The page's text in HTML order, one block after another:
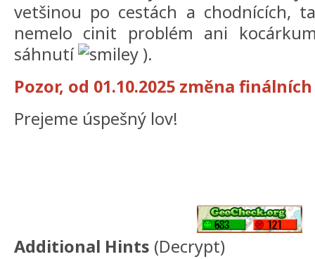
vetšinou po cestách a chodnících,
nemelo cinit problém ani
sáhnutí
).
Pozor, od 01.10.2025 změna
Prejeme úspešný lov!
Additional Hints (Decrypt)